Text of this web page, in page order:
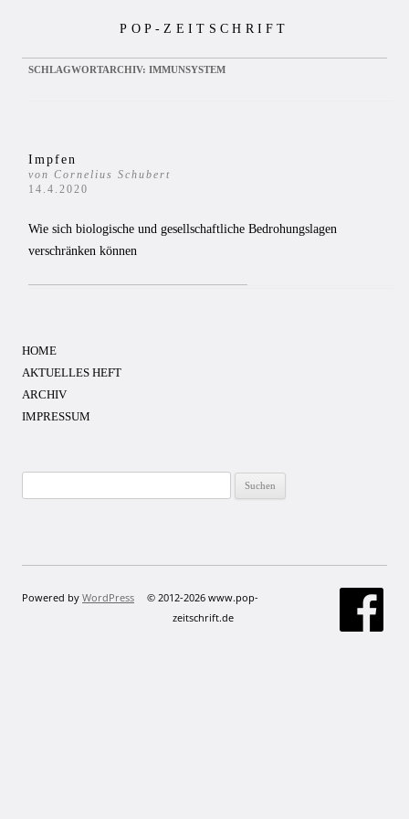
POP-ZEITSCHRIFT
SCHLAGWORTARCHIV: IMMUNSYSTEM
Impfen
von Cornelius Schubert
14.4.2020
Wie sich biologische und gesellschaftliche Bedrohungslagen
verschränken können
HOME
AKTUELLES HEFT
ARCHIV
IMPRESSUM
nach:
Powered by WordPress
© 2012-2026 www.pop-
zeitschrift.de